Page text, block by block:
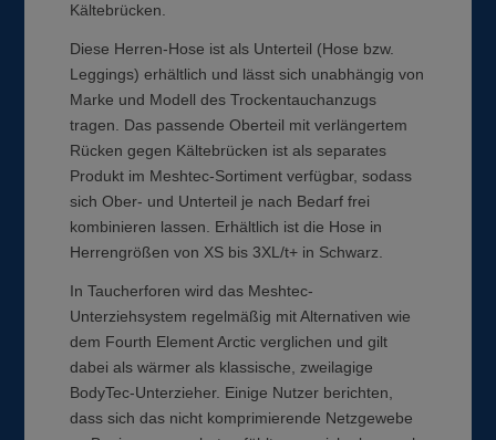
Kältebrücken.
Diese Herren-Hose ist als Unterteil (Hose bzw.
Leggings) erhältlich und lässt sich unabhängig von
Marke und Modell des Trockentauchanzugs
tragen. Das passende Oberteil mit verlängertem
Rücken gegen Kältebrücken ist als separates
Produkt im Meshtec-Sortiment verfügbar, sodass
sich Ober- und Unterteil je nach Bedarf frei
kombinieren lassen. Erhältlich ist die Hose in
Herrengrößen von XS bis 3XL/t+ in Schwarz.
In Taucherforen wird das Meshtec-
Unterziehsystem regelmäßig mit Alternativen wie
dem Fourth Element Arctic verglichen und gilt
dabei als wärmer als klassische, zweilagige
BodyTec-Unterzieher. Einige Nutzer berichten,
dass sich das nicht komprimierende Netzgewebe